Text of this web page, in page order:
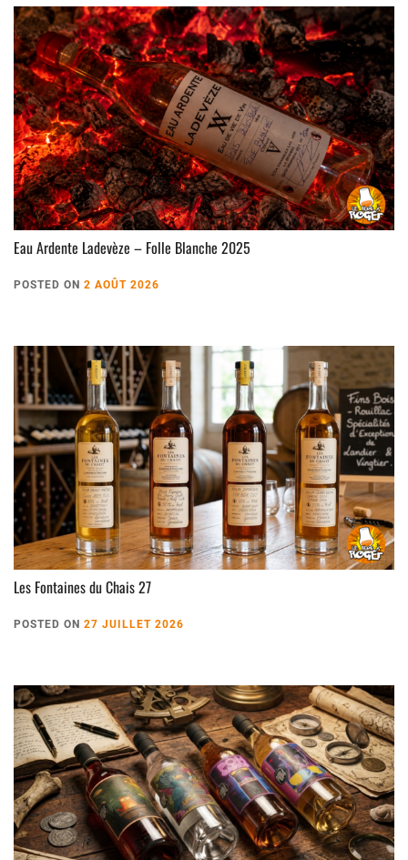
Eau Ardente Ladevèze – Folle Blanche 2025
POSTED ON 2 AOÛT 2026
Les Fontaines du Chais 27
POSTED ON 27 JUILLET 2026